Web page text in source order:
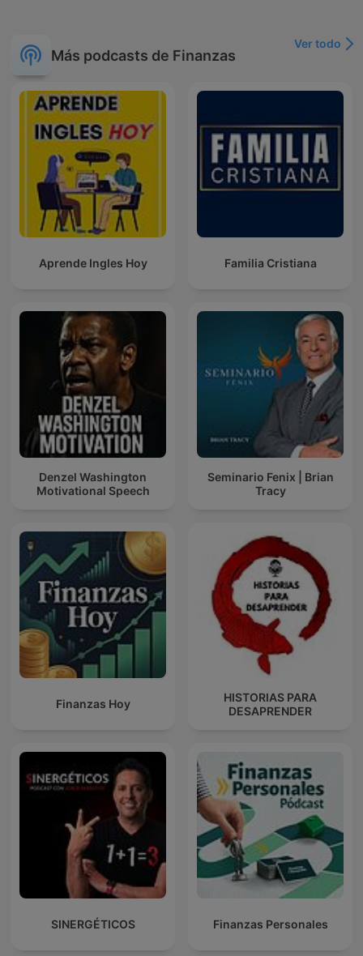
Más podcasts de Finanzas
Ver todo
Aprende Ingles Hoy Familia Cristiana
Denzel Washington
Motivational Speech
Seminario Fenix | Brian
Tracy
Finanzas Hoy
HISTORIAS PARA
DESAPRENDER
SINERGÉTICOS Finanzas Personales